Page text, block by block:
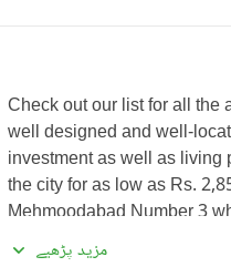
Check out our list for all the
well designed and well-
investment as well as living
the city for as low as Rs.
Mehmoodabad Number 3
estate options.
مزید پڑھیے